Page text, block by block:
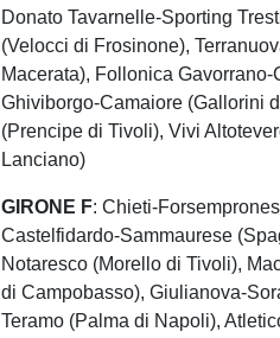
Donato Tavarnelle-Sporting
(Velocci di Frosinone),
Macerata), Follonica
Ghiviborgo-Camaiore (Gallorini
(Prencipe di Tivoli), Vivi
Lanciano)
GIRONE F: Chieti-
Castelfidardo-Sammaurese
Notaresco (Morello di Tivoli),
di Campobasso), Giulianova-
Teramo (Palma di Napoli),